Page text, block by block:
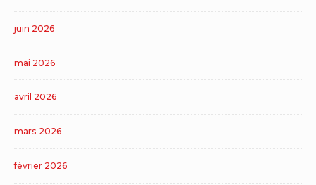
juin 2026
mai 2026
avril 2026
mars 2026
février 2026